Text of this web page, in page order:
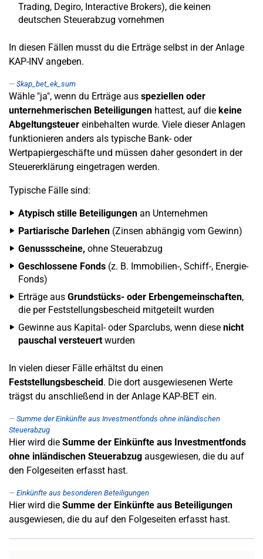
Trading, Degiro, Interactive Brokers), die keinen
deutschen Steuerabzug vornehmen
In diesen Fällen musst du die Erträge selbst in der Anlage
KAP-INV angeben.
$kap_bet_ek_sum
Wähle "ja", wenn du Erträge aus speziellen oder
unternehmerischen Beteiligungen hattest, auf die keine
Abgeltungsteuer einbehalten wurde. Viele dieser Anlagen
funktionieren anders als typische Bank- oder
Wertpapiergeschäfte und müssen daher gesondert in der
Steuererklärung eingetragen werden.
Typische Fälle sind:
Atypisch stille Beteiligungen an Unternehmen
Partiarische Darlehen (Zinsen abhängig vom Gewinn)
Genussscheine, ohne Steuerabzug
Geschlossene Fonds (z. B. Immobilien-, Schiff-, Energie-
Fonds)
Erträge aus Grundstücks- oder Erbengemeinschaften,
die per Feststellungsbescheid mitgeteilt wurden
Gewinne aus Kapital- oder Sparclubs, wenn diese nicht
pauschal versteuertwurden
In vielen dieser Fälle erhältst du einen
Feststellungsbescheid. Die dort ausgewiesenen Werte
trägst du anschließend in der Anlage KAP-BET ein.
Summe der Einkünfte aus Investmentfonds ohne inländischen
Steuerabzug
Hier wird die Summe der Einkünfte aus Investmentfonds
ohne inländischen Steuerabzug ausgewiesen, die du auf
den Folgeseiten erfasst hast.
Einkünfte aus besonderen Beteiligungen
Hier wird die Summe der Einkünfte aus Beteiligungen
ausgewiesen, die du auf den Folgeseiten erfasst hast.